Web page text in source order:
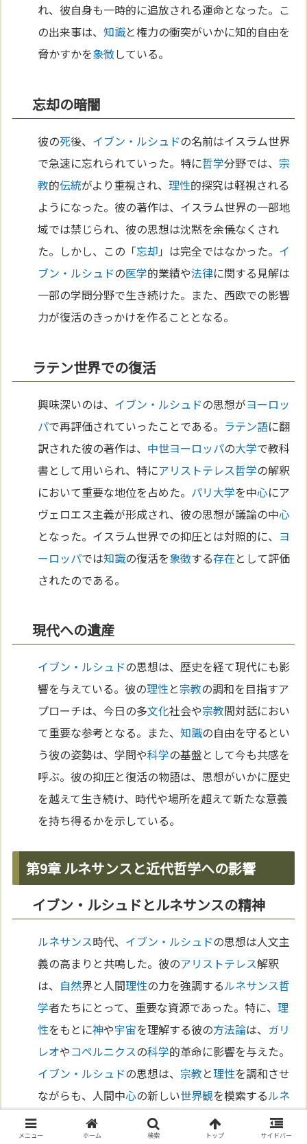
れ、彼自身も一時的に追放される運命となった。こ
の出来事は、知識と権力の衝突がいかに知的自由を
脅かすかを象徴している。
忘却の暗闇
彼の死後、 イブン・ルシュドの名前はイスラム世界
で急速に忘れられていった。特に哲学分野では、 宗
教的伝統がより重視され、理性的探究は軽視される
ようになった。彼の著作は、イスラム世界の一部地
域では禁じられ、彼の思想は沈黙を余儀なくされ
た。しかし、この「忘却 」は完全ではなかった。 イ
ブン・ルシュドの医学的業績や法律に関する見解は
一部の学問分野で生き続けた。また、西欧での影響
力が復活のきっかけを作ることとなる。
ラテン世界での復活
興味深いのは、 イブン・ルシュドの思想がヨーロッ
パで再評価されていったことである。 ラテン語に翻
訳された彼の著作は、 中世ヨーロッパの大学で教科
書として用いられ、特にアリストテレス哲学の解釈
において重要な地位を占めた。 パリ大学を中心にア
ヴェロエス主義が形成され、彼の思想が議論の中心
となった。イスラム世界での抑圧とは対照的に、 ヨ
ーロッパでは知識の復活を象徴する存在として評価
されたのである。
現代への遺産
イブン・ルシュドの思想は、歴史を経て現代にも影
響を与えている。彼の理性と宗教の調和を目指すア
プローチは、今日の多文化社会や宗教間対話におい
て重要な参考となる。また、知識の自由を守るとい
う彼の姿勢は、学問や科学の基盤として今も共感を
呼ぶ。彼の抑圧と復活の物語は、思想がいかに歴史
を越えて生き続け、時代や場所を超えて新たな意義
を持ち得るかを示している。
第9章 ルネサンスと近代哲学への影響
イブン・ルシュドとルネサンスの精神
ルネサンス時代、 イブン・ルシュドの思想は人文主
義の高まりと共鳴した。彼のアリストテレス解釈
は、 自然界と人間理性の力を強調するルネサンス哲
学者たちにとって、重要な資源であった。特に、理
性をもとに神や宇宙を理解する彼の方法論は、 ガリ
レオやコペルニクスの科学的革命に影響を与えた。
イブン・ルシュドの思想は、 宗教と理性を調和させ
ながらも、人間中心の新しい世界観を模索するルネ
精神 に大きな足跡を残した。
メニュー ホーム 検索 トップ サイドバー